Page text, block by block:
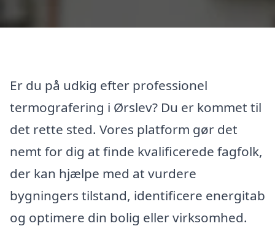
Er du på udkig efter professionel
termografering i Ørslev? Du er kommet til
det rette sted. Vores platform gør det
nemt for dig at finde kvalificerede fagfolk,
der kan hjælpe med at vurdere
bygningers tilstand, identificere energitab
og optimere din bolig eller virksomhed.